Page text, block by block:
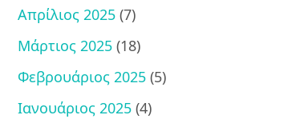
Απρίλιος 2025 (7)
Μάρτιος 2025 (18)
Φεβρουάριος 2025 (5)
Ιανουάριος 2025 (4)